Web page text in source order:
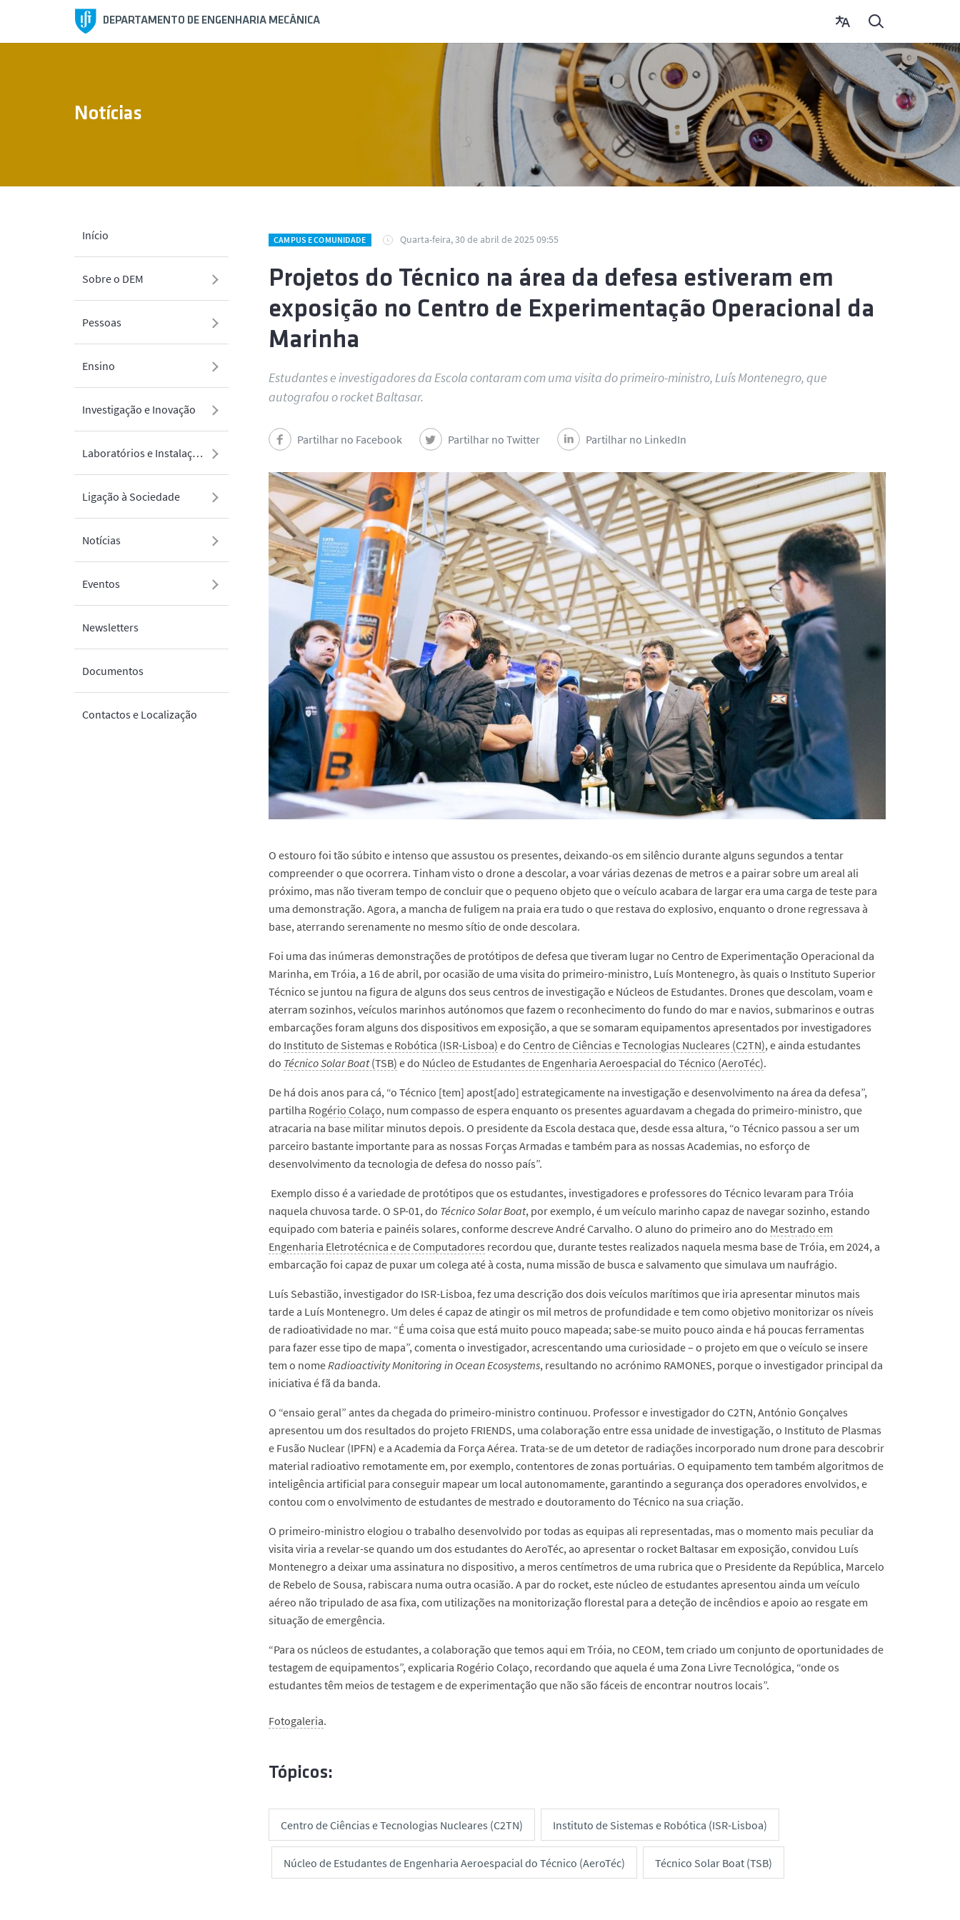
DEPARTAMENTO DE ENGENHARIA MECÂNICA
Início
Sobre o DEM
Pessoas
Ensino
Investigação e Inovação
Laboratórios e Instalações
Ligação à Sociedade
Notícias
Eventos
Newsletters
Documentos
Contactos e Localização
Notícias
CAMPUS E COMUNIDADE Quarta-feira, 30 de abril de 2025 09:55
Projetos do Técnico na área da defesa estiveram em
exposição no Centro de Experimentação Operacional da
Marinha
Estudantes e investigadores da Escola contaram com uma visita do primeiro-ministro, Luís Montenegro, que
autografou o rocket Baltasar.
Partilhar no Facebook Partilhar no Twitter Partilhar no LinkedIn
O estouro foi tão súbito e intenso que assustou os presentes, deixando-os em silêncio durante alguns segundos a tentar
compreender o que ocorrera. Tinham visto o drone a descolar, a voar várias dezenas de metros e a pairar sobre um areal ali
próximo, mas não tiveram tempo de concluir que o pequeno objeto que o veículo acabara de largar era uma carga de teste para
uma demonstração. Agora, a mancha de fuligem na praia era tudo o que restava do explosivo, enquanto o drone regressava à
base, aterrando serenamente no mesmo sítio de onde descolara.
Foi uma das inúmeras demonstrações de protótipos de defesa que tiveram lugar no Centro de Experimentação Operacional da
Marinha, em Tróia, a 16 de abril, por ocasião de uma visita do primeiro-ministro, Luís Montenegro, às quais o Instituto Superior
Técnico se juntou na figura de alguns dos seus centros de investigação e Núcleos de Estudantes. Drones que descolam, voam e
aterram sozinhos, veículos marinhos autónomos que fazem o reconhecimento do fundo do mar e navios, submarinos e outras
embarcações foram alguns dos dispositivos em exposição, a que se somaram equipamentos apresentados por investigadores
do Instituto de Sistemas e Robótica (ISR-Lisboa) e do Centro de Ciências e Tecnologias Nucleares (C2TN), e ainda estudantes
do Técnico Solar Boat(TSB) e do Núcleo de Estudantes de Engenharia Aeroespacial do Técnico (AeroTéc).
De há dois anos para cá, “o Técnico [tem] apost[ado] estrategicamente na investigação e desenvolvimento na área da defesa”,
partilha Rogério Colaço, num compasso de espera enquanto os presentes aguardavam a chegada do primeiro-ministro, que
atracaria na base militar minutos depois. O presidente da Escola destaca que, desde essa altura, “o Técnico passou a ser um
parceiro bastante importante para as nossas Forças Armadas e também para as nossas Academias, no esforço de
desenvolvimento da tecnologia de defesa do nosso país”.
Exemplo disso é a variedade de protótipos que os estudantes, investigadores e professores do Técnico levaram para Tróia
naquela chuvosa tarde. O SP-01, do Técnico Solar Boat, por exemplo, é um veículo marinho capaz de navegar sozinho, estando
equipado com bateria e painéis solares, conforme descreve André Carvalho. O aluno do primeiro ano do Mestrado em
Engenharia Eletrotécnica e de Computadores recordou que, durante testes realizados naquela mesma base de Tróia, em 2024, a
embarcação foi capaz de puxar um colega até à costa, numa missão de busca e salvamento que simulava um naufrágio.
Luís Sebastião, investigador do ISR-Lisboa, fez uma descrição dos dois veículos marítimos que iria apresentar minutos mais
tarde a Luís Montenegro. Um deles é capaz de atingir os mil metros de profundidade e tem como objetivo monitorizar os níveis
de radioatividade no mar. “É uma coisa que está muito pouco mapeada; sabe-se muito pouco ainda e há poucas ferramentas
para fazer esse tipo de mapa”, comenta o investigador, acrescentando uma curiosidade – o projeto em que o veículo se insere
tem o nomeRadioactivity Monitoring in Ocean Ecosystems, resultando no acrónimo RAMONES, porque o investigador principal da
iniciativa é fã da banda.
O “ensaio geral” antes da chegada do primeiro-ministro continuou. Professor e investigador do C2TN, António Gonçalves
apresentou um dos resultados do projeto FRIENDS, uma colaboração entre essa unidade de investigação, o Instituto de Plasmas
e Fusão Nuclear (IPFN) e a Academia da Força Aérea. Trata-se de um detetor de radiações incorporado num drone para descobrir
material radioativo remotamente em, por exemplo, contentores de zonas portuárias. O equipamento tem também algoritmos de
inteligência artificial para conseguir mapear um local autonomamente, garantindo a segurança dos operadores envolvidos, e
contou com o envolvimento de estudantes de mestrado e doutoramento do Técnico na sua criação.
O primeiro-ministro elogiou o trabalho desenvolvido por todas as equipas ali representadas, mas o momento mais peculiar da
visita viria a revelar-se quando um dos estudantes do AeroTéc, ao apresentar o rocket Baltasar em exposição, convidou Luís
Montenegro a deixar uma assinatura no dispositivo, a meros centímetros de uma rubrica que o Presidente da República, Marcelo
de Rebelo de Sousa, rabiscara numa outra ocasião. A par do rocket, este núcleo de estudantes apresentou ainda um veículo
aéreo não tripulado de asa fixa, com utilizações na monitorização florestal para a deteção de incêndios e apoio ao resgate em
situação de emergência.
“Para os núcleos de estudantes, a colaboração que temos aqui em Tróia, no CEOM, tem criado um conjunto de oportunidades de
testagem de equipamentos”, explicaria Rogério Colaço, recordando que aquela é uma Zona Livre Tecnológica, “onde os
estudantes têm meios de testagem e de experimentação que não são fáceis de encontrar noutros locais”.
Fotogaleria.
Tópicos:
Centro de Ciências e Tecnologias Nucleares (C2TN) Instituto de Sistemas e Robótica (ISR-Lisboa)
Núcleo de Estudantes de Engenharia Aeroespacial do Técnico (AeroTéc) Técnico Solar Boat (TSB)